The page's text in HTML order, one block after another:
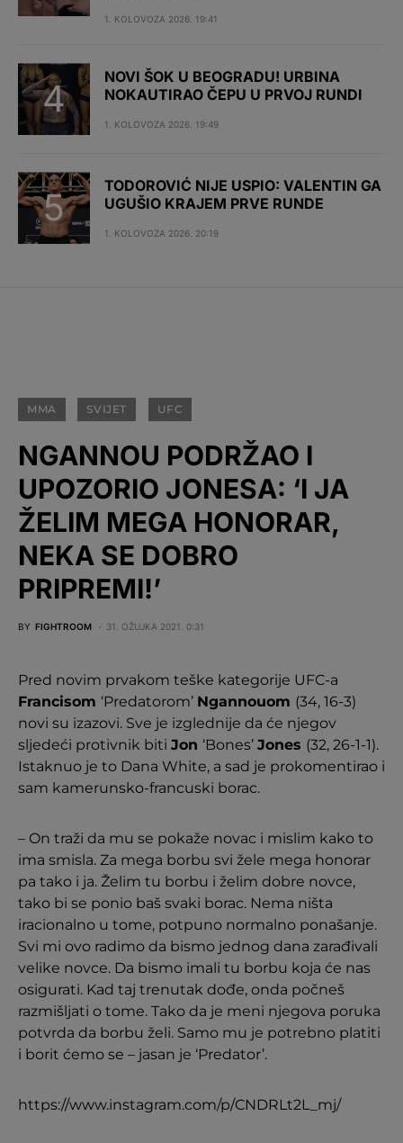
1. KOLOVOZA 2026. 19:41
NOVI ŠOK U BEOGRADU! URBINA
NOKAUTIRAO ČEPU U PRVOJ RUNDI
1. KOLOVOZA 2026. 19:49
TODOROVIĆ NIJE USPIO: VALENTIN GA
UGUŠIO KRAJEM PRVE RUNDE
1. KOLOVOZA 2026. 20:19
MMA SVIJET UFC
NGANNOU PODRŽAO I
UPOZORIO JONESA: ‘I JA
ŽELIM MEGA HONORAR,
NEKA SE DOBRO
PRIPREMI!’
BY FIGHTROOM 31. OŽUJKA 2021. 0:31
Pred novim prvakom teške kategorije UFC-a
Francisom ‘Predatorom’ Ngannouom (34, 16-3)
novi su izazovi. Sve je izglednije da će njegov
sljedeći protivnik biti Jon ‘Bones’ Jones (32, 26-1-1).
Istaknuo je to Dana White, a sad je prokomentirao i
sam kamerunsko-francuski borac.
– On traži da mu se pokaže novac i mislim kako to
ima smisla. Za mega borbu svi žele mega honorar
pa tako i ja. Želim tu borbu i želim dobre novce,
tako bi se ponio baš svaki borac. Nema ništa
iracionalno u tome, potpuno normalno ponašanje.
Svi mi ovo radimo da bismo jednog dana zarađivali
velike novce. Da bismo imali tu borbu koja će nas
osigurati. Kad taj trenutak dođe, onda počneš
razmišljati o tome. Tako da je meni njegova poruka
potvrda da borbu želi. Samo mu je potrebno platiti
i borit ćemo se – jasan je ‘Predator’.
https://www.instagram.com/p/CNDRLt2L_mj/